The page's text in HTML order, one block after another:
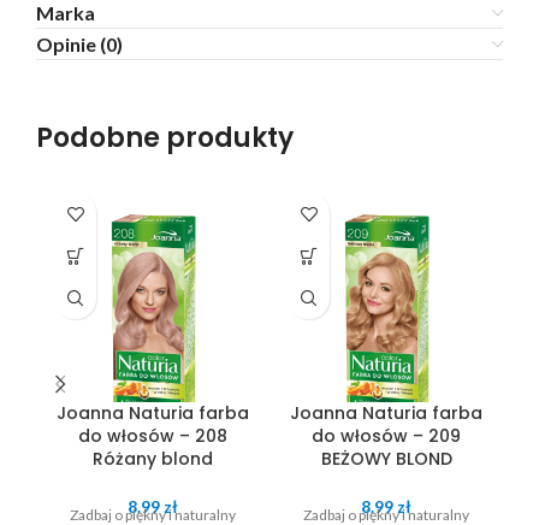
Marka
Opinie (0)
Podobne produkty
Joanna Naturia farba
do włosów – 208
Różany blond
8.99 zł
Zadbaj o piękny i naturalny
Joanna Naturia farba
do włosów – 209
BEŻOWY BLOND
8.99 zł
Zadbaj o piękny i naturalny